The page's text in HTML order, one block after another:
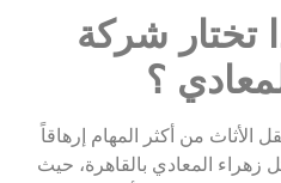
تختار شركة
؟
الأثاث من أكثر المهام إرهاقاً
المعادي بالقاهرة، حيث